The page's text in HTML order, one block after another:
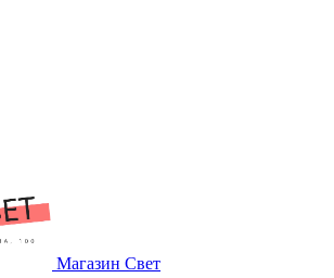
Магазин Свет